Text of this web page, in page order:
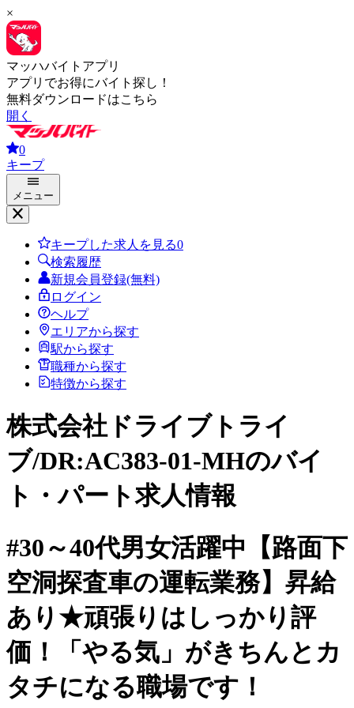
×
マッハバイトアプリ
アプリでお得にバイト探し！
無料ダウンロードはこちら
開く
0
キープ
メニュー
キープした求人を見る0
検索履歴
新規会員登録(無料)
ログイン
ヘルプ
エリアから探す
駅から探す
職種から探す
特徴から探す
株式会社ドライブトライ
ブ/DR:AC383-01-MHのバイ
ト・パート求人情報
#30～40代男女活躍中【路面下
空洞探査車の運転業務】昇給
あり★頑張りはしっかり評
価！「やる気」がきちんとカ
タチになる職場です！